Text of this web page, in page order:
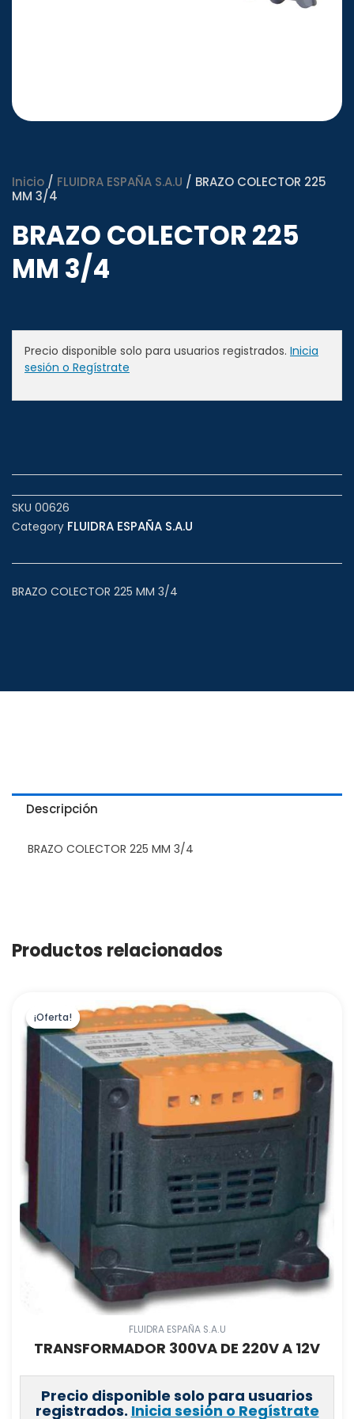
Inicio / FLUIDRA ESPAÑA S.A.U / BRAZO COLECTOR 225
MM 3/4
BRAZO COLECTOR 225
MM 3/4
Precio disponible solo para usuarios registrados. Inicia
sesión o Regístrate
SKU 00626
Category FLUIDRA ESPAÑA S.A.U
BRAZO COLECTOR 225 MM 3/4
Descripción
BRAZO COLECTOR 225 MM 3/4
Productos relacionados
¡Oferta!
¡Oferta!
FLUIDRA ESPAÑA S.A.U
TRANSFORMADOR 300VA DE 220V A 12V
Precio disponible solo para usuarios
registrados. Inicia sesión o Regístrate